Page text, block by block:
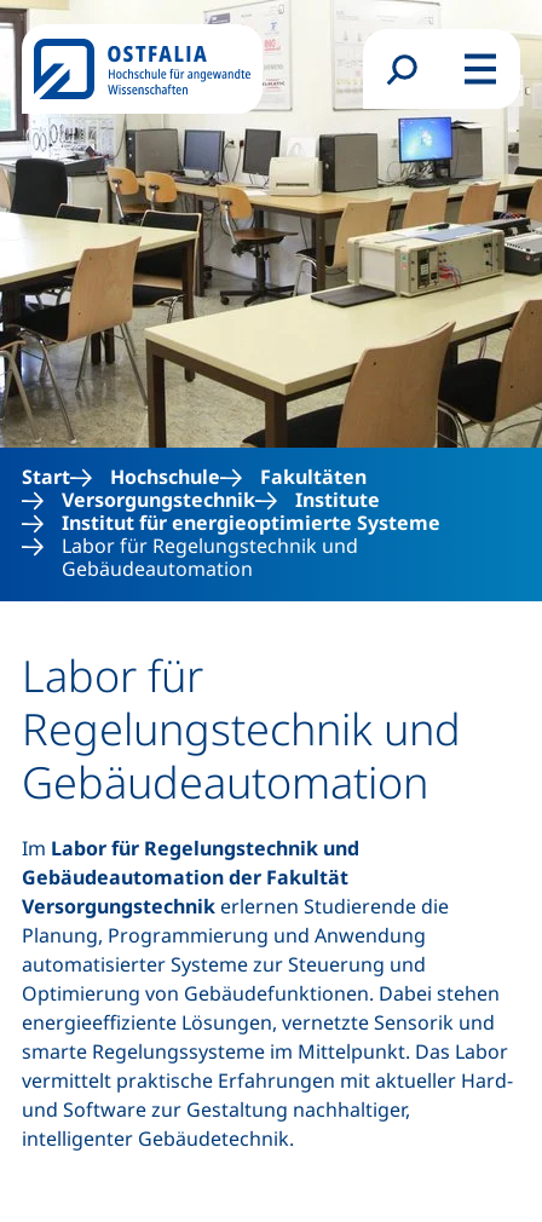
Direkt zum Inhalt
Suchformular
Menü
Start Hochschule
Fakultäten
Versorgungstechnik
Institute
Institut für energieoptimierte Systeme
Labor für Regelungstechnik und
Gebäudeautomation
Labor für
Regelungstechnik und
Gebäudeautomation
Im Labor für Regelungstechnik und
Gebäudeautomation der Fakultät
Versorgungstechnikerlernen Studierende die
Planung, Programmierung und Anwendung
automatisierter Systeme zur Steuerung und
Optimierung von Gebäudefunktionen. Dabei stehen
energieeffiziente Lösungen, vernetzte Sensorik und
smarte Regelungssysteme im Mittelpunkt. Das Labor
vermittelt praktische Erfahrungen mit aktueller Hard-
und Software zur Gestaltung nachhaltiger,
intelligenter Gebäudetechnik.